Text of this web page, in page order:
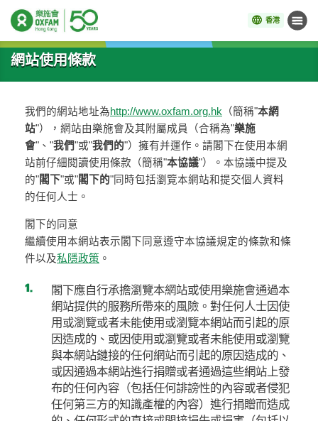
香港 目錄
開始主要內容
網站使用條款
我們的網站地址為http://www.oxfam.org.hk （簡稱"本網
站"），網站由樂施會及其附屬成員（合稱為"樂施
會"、"我們"或"我們的"）擁有并運作。請閣下在使用本網
站前仔細閱讀使用條款（簡稱"本協議"）。本協議中提及
的"閣下"或"閣下的"同時包括瀏覽本網站和提交個人資料
的任何人士。
閣下的同意
繼續使用本網站表示閣下同意遵守本協議規定的條款和條
件以及私隱政策 。
閣下應自行承擔瀏覽本網站或使用樂施會通過本
網站提供的服務所帶來的風險。對任何人士因使
用或瀏覽或者未能使用或瀏覽本網站而引起的原
因造成的、或因使用或瀏覽或者未能使用或瀏覽
與本網站鏈接的任何網站而引起的原因造成的、
或因通過本網站進行捐贈或者通過這些網站上發
布的任何內容（包括任何誹謗性的內容或者侵犯
任何第三方的知識產權的內容）進行捐贈而造成